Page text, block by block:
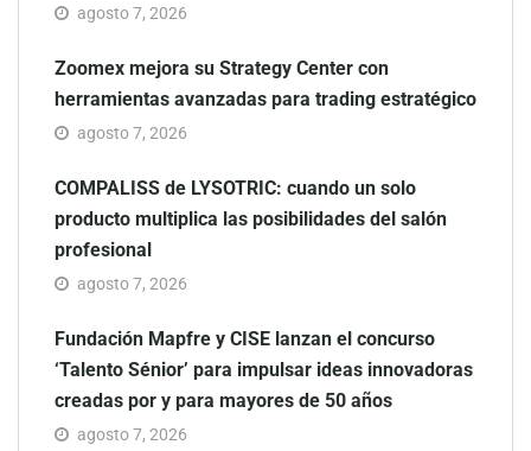
agosto 7, 2026
Zoomex mejora su Strategy Center con
herramientas avanzadas para trading estratégico
agosto 7, 2026
COMPALISS de LYSOTRIC: cuando un solo
producto multiplica las posibilidades del salón
profesional
agosto 7, 2026
Fundación Mapfre y CISE lanzan el concurso
‘Talento Sénior’ para impulsar ideas innovadoras
creadas por y para mayores de 50 años
agosto 7, 2026